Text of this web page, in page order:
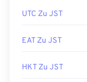
UTC Zu JST
EAT Zu JST
HKT Zu JST